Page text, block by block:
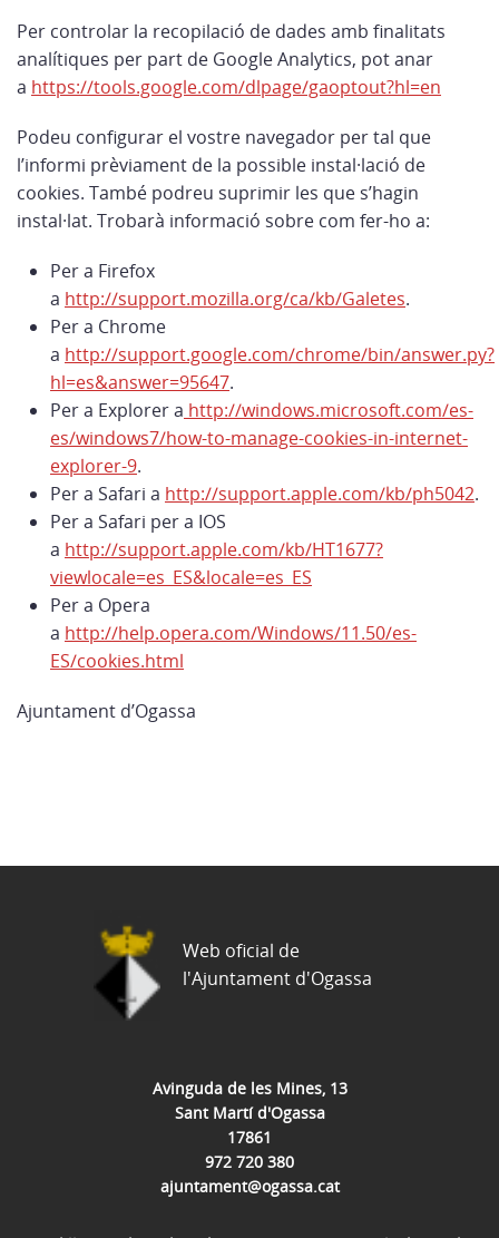
Per controlar la recopilació de dades amb finalitats
analítiques per part de Google Analytics, pot anar
a https://tools.google.com/dlpage/gaoptout?hl=en
Podeu configurar el vostre navegador per tal que
l’informi prèviament de la possible instal·lació de
cookies. També podreu suprimir les que s’hagin
instal·lat. Trobarà informació sobre com fer-ho a:
Per a Firefox
a http://support.mozilla.org/ca/kb/Galetes.
Per a Chrome
a http://support.google.com/chrome/bin/answer.py?
hl=es&answer=95647.
Per a Explorer a http://windows.microsoft.com/es-
es/windows7/how-to-manage-cookies-in-internet-
explorer-9.
Per a Safari a http://support.apple.com/kb/ph5042.
Per a Safari per a IOS
a http://support.apple.com/kb/HT1677?
viewlocale=es_ES&locale=es_ES
Per a Opera
a http://help.opera.com/Windows/11.50/es-
ES/cookies.html
Ajuntament d’Ogassa
Avinguda de les Mines, 13
Sant Martí d'Ogassa
17861
972 720 380
ajuntament@ogassa.cat
Web oficial de
l'Ajuntament d'Ogassa